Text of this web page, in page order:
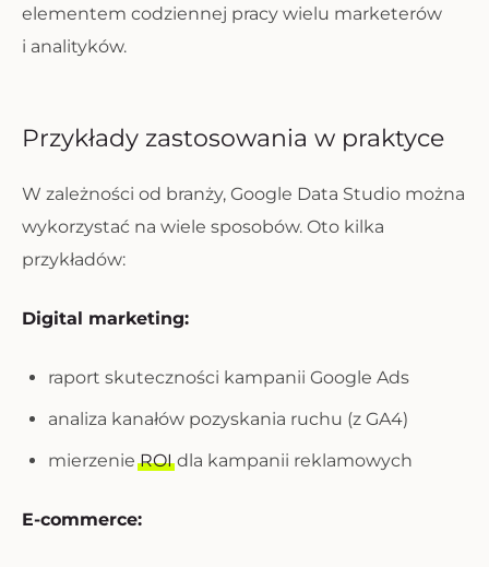
elementem codziennej pracy wielu marketerów
i analityków.
Przykłady zastosowania w praktyce
W zależności od branży, Google Data Studio można
wykorzystać na wiele sposobów. Oto kilka
przykładów:
Digital marketing:
raport skuteczności kampanii Google Ads
analiza kanałów pozyskania ruchu (z GA4)
mierzenieROIdla kampanii reklamowych
E-commerce: